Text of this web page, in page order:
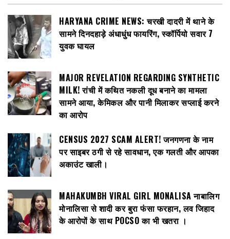
HARYANA CRIME NEWS: चरखी दादरी में थाने के
सामने दिनदहाड़े अंधाधुंध फायरिंग, स्कॉर्पियो सवार 7
युवक घायल
MAJOR REVELATION REGARDING SYNTHETIC
MILK! रांची में कथित नकली दूध बनाने का मामला
सामने आया, केमिकल और पानी मिलाकर सप्लाई करने
का आरोप
CENSUS 2027 SCAM ALERT! जनगणना के नाम
पर साइबर ठगी से रहे सावधान, एक गलती और आपका
अकाउंट खाली।
MAHAKUMBH VIRAL GIRL MONALISA नाबालिग
मोनालिसा से शादी कर बुरा फंसा फरहान, लव जिहाद
के आरोपों के साथ POCSO का भी खतरा ।